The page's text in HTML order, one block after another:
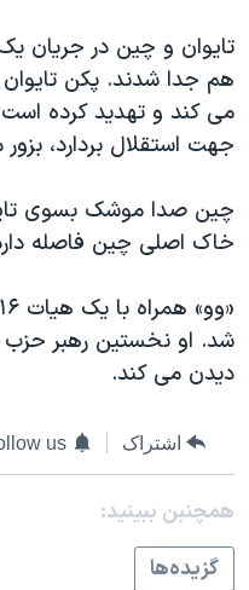
سفر پرزیدنت ترامپ به چین
هم جدا شدند. پکن
می کند و تهديد کرده
جهت استقلال بردارد،
خاک اصلی چين فاصله
شد. او نخستين رهبر حزب
ديدن می کند.
اشتراک us
همچنبن ببینید:
گزيده‌ها